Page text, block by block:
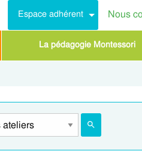
Espace adhérent Nous
La pédagogie Montessori